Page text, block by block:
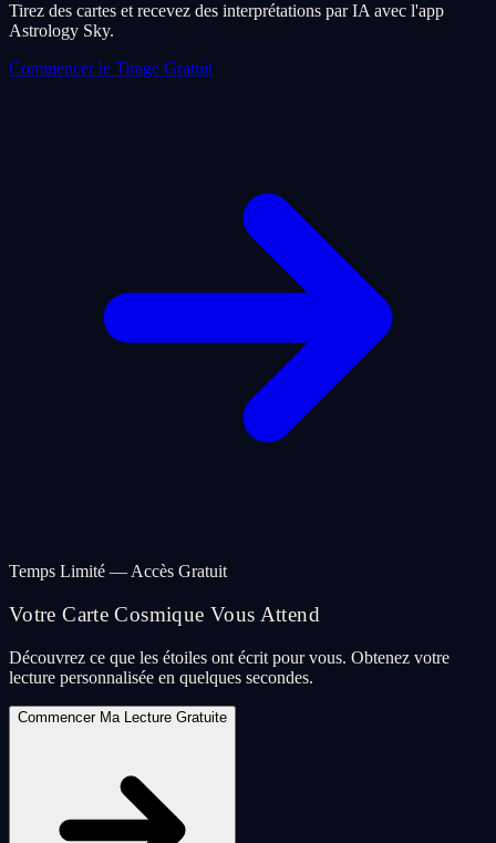
Tirez des cartes et recevez des interprétations par IA avec l'app
Astrology Sky.
Commencer le Tirage Gratuit
Temps Limité — Accès Gratuit
Votre Carte Cosmique Vous Attend
Découvrez ce que les étoiles ont écrit pour vous. Obtenez votre
lecture personnalisée en quelques secondes.
Commencer Ma Lecture Gratuite